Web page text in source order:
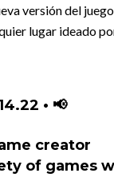
versión del
lugar ideado
• 📢
creator
of games